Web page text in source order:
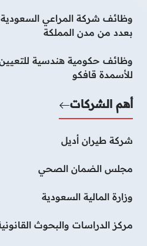
وظائف شركة المراعي السعودية
بعدد من مدن المملكة
وظائف حكومية هندسية
للأسمدة قافكو
أهم الشركات
شركة طيران أديل
مجلس الضمان الصحي
وزارة المالية السعودية
مركز الدراسات والبحوث